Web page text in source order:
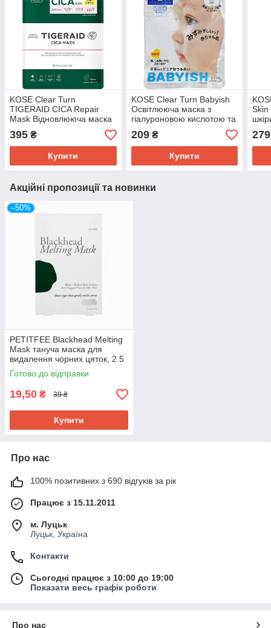
KOSE Clear Turn
TIGERAID CICA Repair
Mask Відновлююча маска
для проблемної шкіри, 7
шт
395 ₴
Купити
KOSE Clear Turn Babyish
Освітлююча маска з
гіалуроновою кислотою та
рослинними екстрактами,
7 шт
209₴
Купити
Skin
279
Акційні пропозиції та новинки
–50%
PETITFEE Blackhead Melting
Mask тануча маска для
видалення чорних цяток, 2.5
мл 1 шт. До 08/2026
Готово до відправки
19,50 ₴ 39 ₴
Купити
Про нас
100% позитивних з 690 відгуків за рік
Працює з 15.11.2011
м. Луцьк
Луцьк, Україна
Контакти
Сьогодні працює з 10:00 до 19:00
Показати весь графік роботи
Про нас